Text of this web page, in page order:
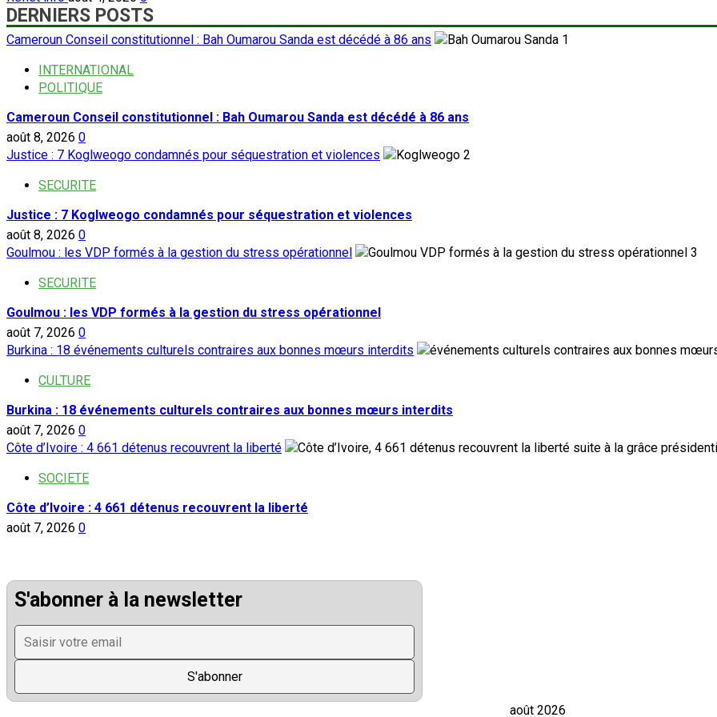
DERNIERS POSTS
Cameroun Conseil constitutionnel : Bah Oumarou Sanda est décédé à 86 ans
1
INTERNATIONAL
POLITIQUE
Cameroun Conseil constitutionnel : Bah Oumarou Sanda est décédé à 86 ans
août 8, 2026 0
Justice : 7 Koglweogo condamnés pour séquestration et violences
2
SECURITE
Justice : 7 Koglweogo condamnés pour séquestration et violences
août 8, 2026 0
Goulmou : les VDP formés à la gestion du stress opérationnel
3
SECURITE
Goulmou : les VDP formés à la gestion du stress opérationnel
août 7, 2026 0
Burkina : 18 événements culturels contraires aux bonnes mœurs interdits
CULTURE
Burkina : 18 événements culturels contraires aux bonnes mœurs interdits
août 7, 2026 0
Côte d’Ivoire : 4 661 détenus recouvrent la liberté
SOCIETE
Côte d’Ivoire : 4 661 détenus recouvrent la liberté
août 7, 2026 0
S'abonner à la newsletter
août 2026